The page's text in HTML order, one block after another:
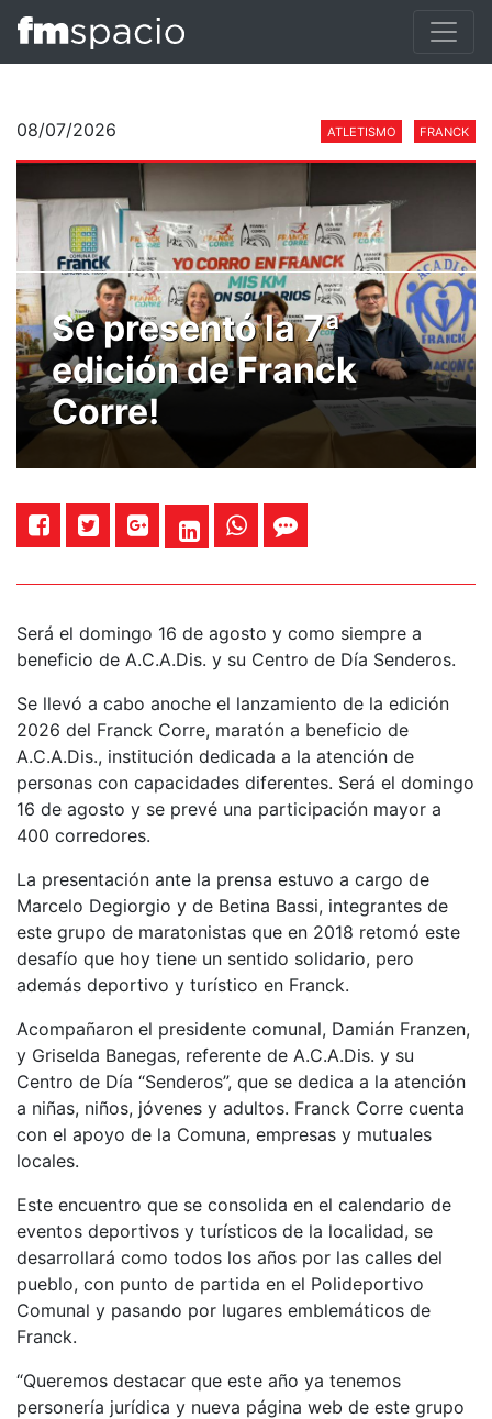
08/07/2026 ATLETISMO FRANCK
Se presentó la 7ª
edición de Franck
Corre!
Será el domingo 16 de agosto y como siempre a
beneficio de A.C.A.Dis. y su Centro de Día Senderos.
Se llevó a cabo anoche el lanzamiento de la edición
2026 del Franck Corre, maratón a beneficio de
A.C.A.Dis., institución dedicada a la atención de
personas con capacidades diferentes. Será el domingo
16 de agosto y se prevé una participación mayor a
400 corredores.
La presentación ante la prensa estuvo a cargo de
Marcelo Degiorgio y de Betina Bassi, integrantes de
este grupo de maratonistas que en 2018 retomó este
desafío que hoy tiene un sentido solidario, pero
además deportivo y turístico en Franck.
Acompañaron el presidente comunal, Damián Franzen,
y Griselda Banegas, referente de A.C.A.Dis. y su
Centro de Día “Senderos”, que se dedica a la atención
a niñas, niños, jóvenes y adultos. Franck Corre cuenta
con el apoyo de la Comuna, empresas y mutuales
locales.
Este encuentro que se consolida en el calendario de
eventos deportivos y turísticos de la localidad, se
desarrollará como todos los años por las calles del
pueblo, con punto de partida en el Polideportivo
Comunal y pasando por lugares emblemáticos de
Franck.
“Queremos destacar que este año ya tenemos
personería jurídica y nueva página web de este grupo